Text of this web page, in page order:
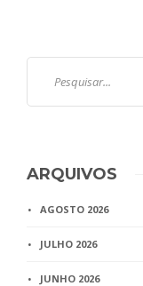
ARQUIVOS
AGOSTO 2026
JULHO 2026
JUNHO 2026